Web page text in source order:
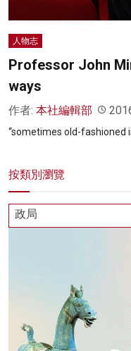
人物志
Professor John
ways
作者: 本社編輯部
“sometimes old-fashioned
按類別瀏覽
政局